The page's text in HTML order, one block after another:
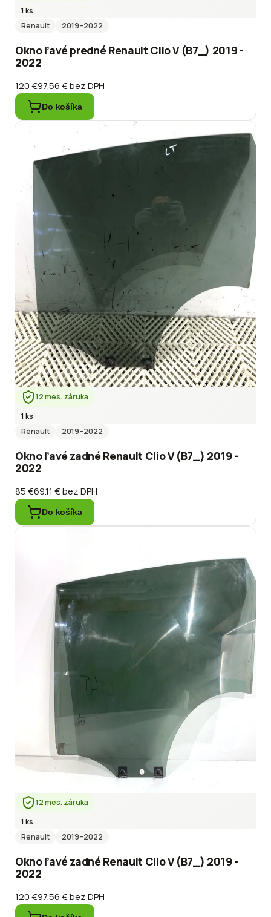
1 ks
Renault
2019–2022
Okno ľavé predné Renault Clio V (B7_) 2019 -
2022
120 €97.56 €bez DPH
Do košíka
12 mes. záruka
1 ks
Renault
2019–2022
Okno ľavé zadné Renault Clio V (B7_) 2019 -
2022
85 €69.11 €bez DPH
Do košíka
12 mes. záruka
1 ks
Renault
2019–2022
Okno ľavé zadné Renault Clio V (B7_) 2019 -
2022
120 €97.56 €bez DPH